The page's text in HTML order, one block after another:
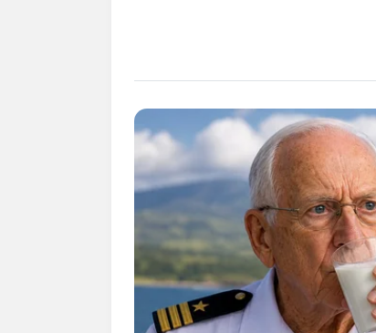
Deutschlandweit
Das Wissen, das die
der universitären
Quermania folgen: